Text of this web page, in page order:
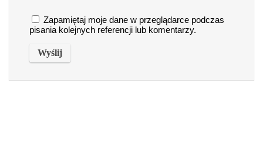
Zapamiętaj moje dane w przeglądarce podczas
pisania kolejnych referencji lub komentarzy.